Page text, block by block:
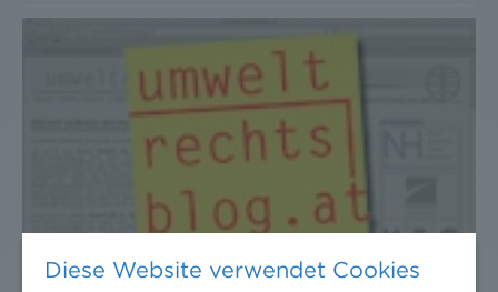
Diese Website verwendet Cookies